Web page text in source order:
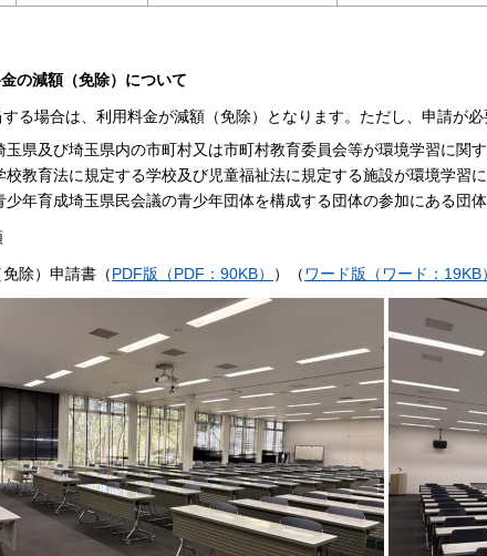
の減額（免除）について
る場合は、利用料金が減額（免除）となります。ただし、申請が必
玉県及び埼玉県内の市町村又は市町村教育委員会等が環境学習に関
校教育法に規定する学校及び児童福祉法に規定する施設が環境学習
少年育成埼玉県民会議の青少年団体を構成する団体の参加にある団
免除）申請書（PDF版（PDF：90KB） ）（ワード版（ワード：19KB）